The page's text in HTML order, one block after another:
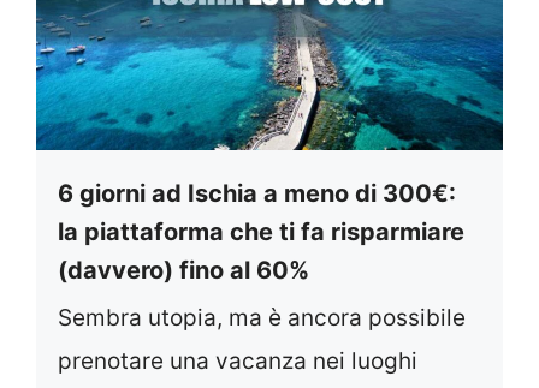
6 giorni ad Ischia a meno di 300€:
la piattaforma che ti fa risparmiare
(davvero) fino al 60%
Sembra utopia, ma è ancora possibile
prenotare una vacanza nei luoghi